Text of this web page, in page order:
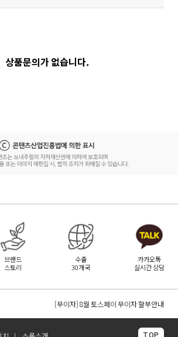
상품문의가 없습니다.
브랜드
스토리
수출
30개국
카카오톡
실시간 상담
[무이자] 8월 토스페이 무이자 할부안내
[무이자] 8월 PAYCO 혜택 안내
TOP